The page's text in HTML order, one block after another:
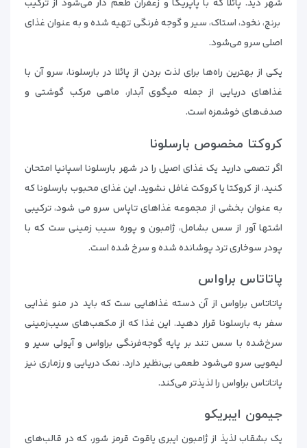
شهر دید. پائلا که با پاپریکا و زعفران طعم دار می‌شود از ترکیب
برنج، نخود، استاک، سیر و گوجه فرنگی تهیه شده و به عنوان غذای
اصلی سرو می‌شود.
یکی از بهترین راه‌ها برای لذت بردن از پائلا در بارسلونا، سرو آن با
غذاهای دریایی از جمله میگوی آبدار، ماهی مرکب گوشتی و
صدف‌های خوشمزه است.
کروکتا مخصوص بارسلونا
اگر تصمی دارید یک غذای اصیل را در شهر بارسلونا اسپانیا امتحان
کنید، از کروکتا یا کروکت غافل نشوید. این غذای محبوب بارسلونا که
به عنوان بخشی از مجموعه غذاهای تاپاس سرو می شود، ترکیبی
اشتها آور از سس بشامل، ژامبون و پوره سیب زمینی ست که با
پودر سوخاری ترد پوشانده شده و سرخ شده است.
پاتاتاس براواس
پاتاتاس براواس از آن دسته غذاهایی ست که باید در منو غذایی
سفر به بارسلونا قرار دهید. این غذا که از مکعب‌های سیب‌زمینی
سرخ‌شده با سس تند بر پایه گوجه‌فرنگی براواس و آیولی سیر و
لیمویی سرو می‌شود طعمی بی‌نظیر دارد. نمک دریایی و رزماری نیز
پاتاتاس براواس را لذیذتر می‌کند.
جیمون ایبریکو
یک بشقاب لذیذ از ژامبون ایبری یاقوت قرمز شور، که در قالب‌های